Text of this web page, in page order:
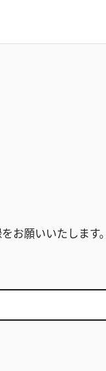
お願いいたします。